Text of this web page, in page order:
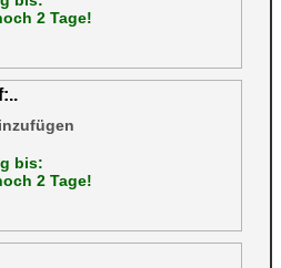
2 Tage!
bis:
2 Tage!